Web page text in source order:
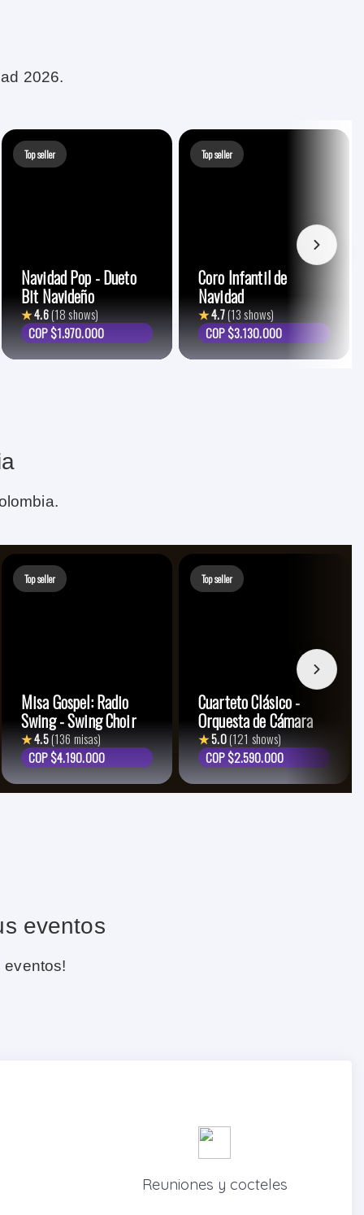
2026.
Top seller
Navidad Pop - Dueto
Bit Navideño
★4.6(18 shows)
COP $1.970.000
Top seller
Coro Infantil de
Navidad
★4.7(13 shows)
COP $3.130.000
Top seller
Misa Gospel: Radio
Swing - Swing Choir
★4.5(136 misas)
COP $4.190.000
Top seller
Cuarteto Clásico -
Orquesta de Cámara
★5.0(121 shows)
COP $2.590.000
eventos
eventos!
Reuniones y cocteles